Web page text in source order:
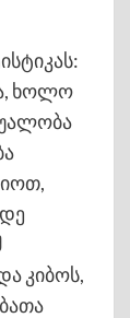
ხოლო
კიბოს,